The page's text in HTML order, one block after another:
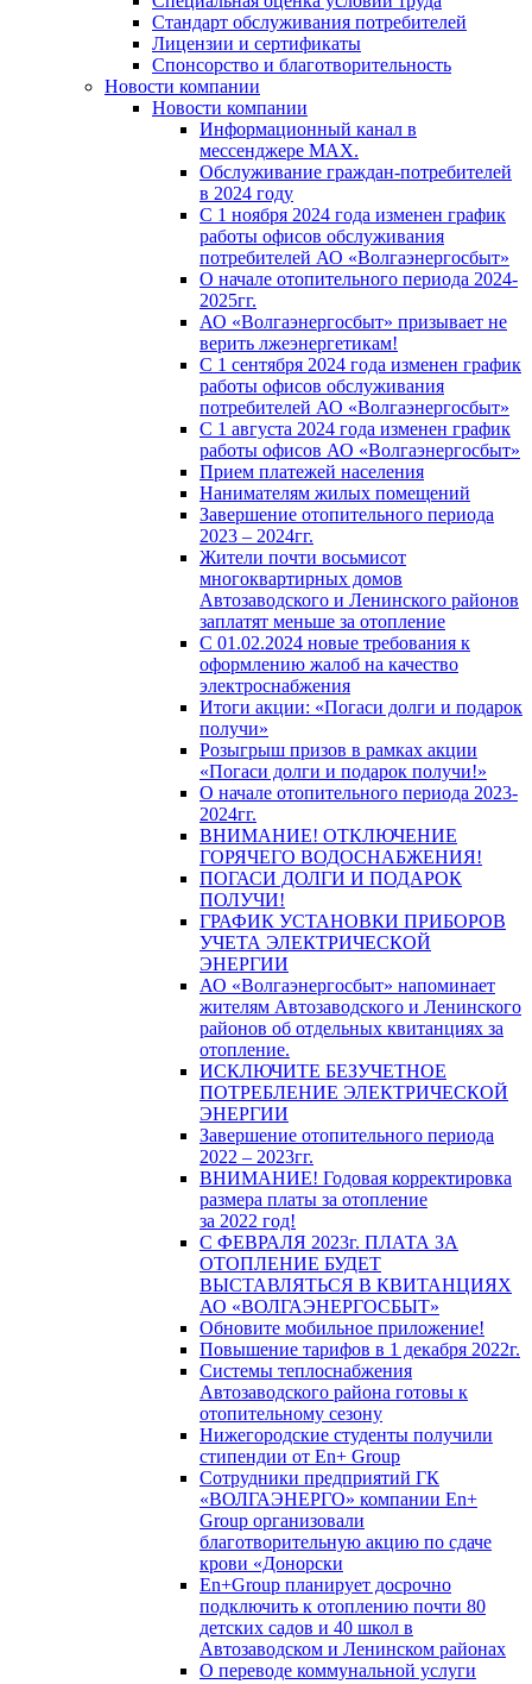
Стандарт обслуживания потребителей
Лицензии и сертификаты
Спонсорство и благотворительность
Новости компании
Новости компании
Информационный канал в
мессенджере MAX.
Обслуживание граждан-потребителей
в 2024 году
С 1 ноября 2024 года изменен график
работы офисов обслуживания
потребителей АО «Волгаэнергосбыт»
О начале отопительного периода 2024-
2025гг.
АО «Волгаэнергосбыт» призывает не
верить лжеэнергетикам!
С 1 сентября 2024 года изменен график
работы офисов обслуживания
потребителей АО «Волгаэнергосбыт»
С 1 августа 2024 года изменен график
работы офисов АО «Волгаэнергосбыт»
Прием платежей населения
Нанимателям жилых помещений
Завершение отопительного периода
2023 – 2024гг.
Жители почти восьмисот
многоквартирных домов
Автозаводского и Ленинского районов
заплатят меньше за отопление
С 01.02.2024 новые требования к
оформлению жалоб на качество
электроснабжения
Итоги акции: «Погаси долги и подарок
получи»
Розыгрыш призов в рамках акции
«Погаси долги и подарок получи!»
О начале отопительного периода 2023-
2024гг.
ВНИМАНИЕ! ОТКЛЮЧЕНИЕ
ГОРЯЧЕГО ВОДОСНАБЖЕНИЯ!
ПОГАСИ ДОЛГИ И ПОДАРОК
ПОЛУЧИ!
ГРАФИК УСТАНОВКИ ПРИБОРОВ
УЧЕТА ЭЛЕКТРИЧЕСКОЙ
ЭНЕРГИИ
АО «Волгаэнергосбыт» напоминает
жителям Автозаводского и Ленинского
районов об отдельных квитанциях за
отопление.
ИСКЛЮЧИТЕ БЕЗУЧЕТНОЕ
ПОТРЕБЛЕНИЕ ЭЛЕКТРИЧЕСКОЙ
ЭНЕРГИИ
Завершение отопительного периода
2022 – 2023гг.
ВНИМАНИЕ! Годовая корректировка
размера платы за отопление
за 2022 год!
С ФЕВРАЛЯ 2023г. ПЛАТА ЗА
ОТОПЛЕНИЕ БУДЕТ
ВЫСТАВЛЯТЬСЯ В КВИТАНЦИЯХ
АО «ВОЛГАЭНЕРГОСБЫТ»
Обновите мобильное приложение!
Повышение тарифов в 1 декабря 2022г.
Системы теплоснабжения
Автозаводского района готовы к
отопительному сезону
Нижегородские студенты получили
стипендии от En+ Group
Сотрудники предприятий ГК
«ВОЛГАЭНЕРГО» компании En+
Group организовали
благотворительную акцию по сдаче
крови «Донорски
En+Group планирует досрочно
подключить к отоплению почти 80
детских садов и 40 школ в
Автозаводском и Ленинском районах
О переводе коммунальной услуги